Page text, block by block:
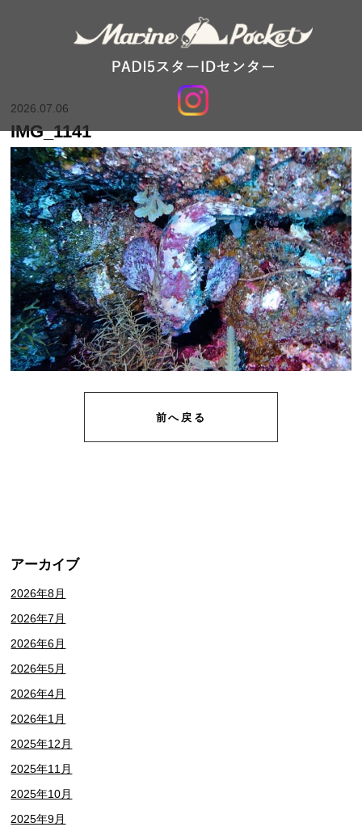
2026.07.06
IMG_1141
前へ戻る
アーカイブ
2026年8月
2026年7月
2026年6月
2026年5月
2026年4月
2026年1月
2025年12月
2025年11月
2025年10月
2025年9月